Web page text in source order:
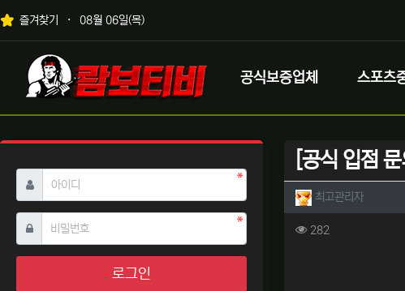
상단 네비
즐겨찾기 08월 06일(목)
메인 메뉴
로고
공식보증업체 스포츠
[공식 입점 문
작성자 정보
최고관리자작성
컨텐츠 정보
282
아이디 필수
비밀번호필수
로그인